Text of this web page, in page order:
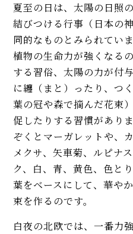
夏至の日は、太陽の日照
結びつける行事（日本の
同的なものとみられてい
植物の生命力が強くなる
する習俗、太陽の力が付
に纏（まと）ったり、つ
葉の冠や森で摘んだ花束
促したりする習慣があり
ぞくとマーガレットや、
メクサ、矢車菊、ルピナ
ク、白、青、黄色、色と
葉をベースにして、華や
束を作るのです。
白夜の北欧では、一番力